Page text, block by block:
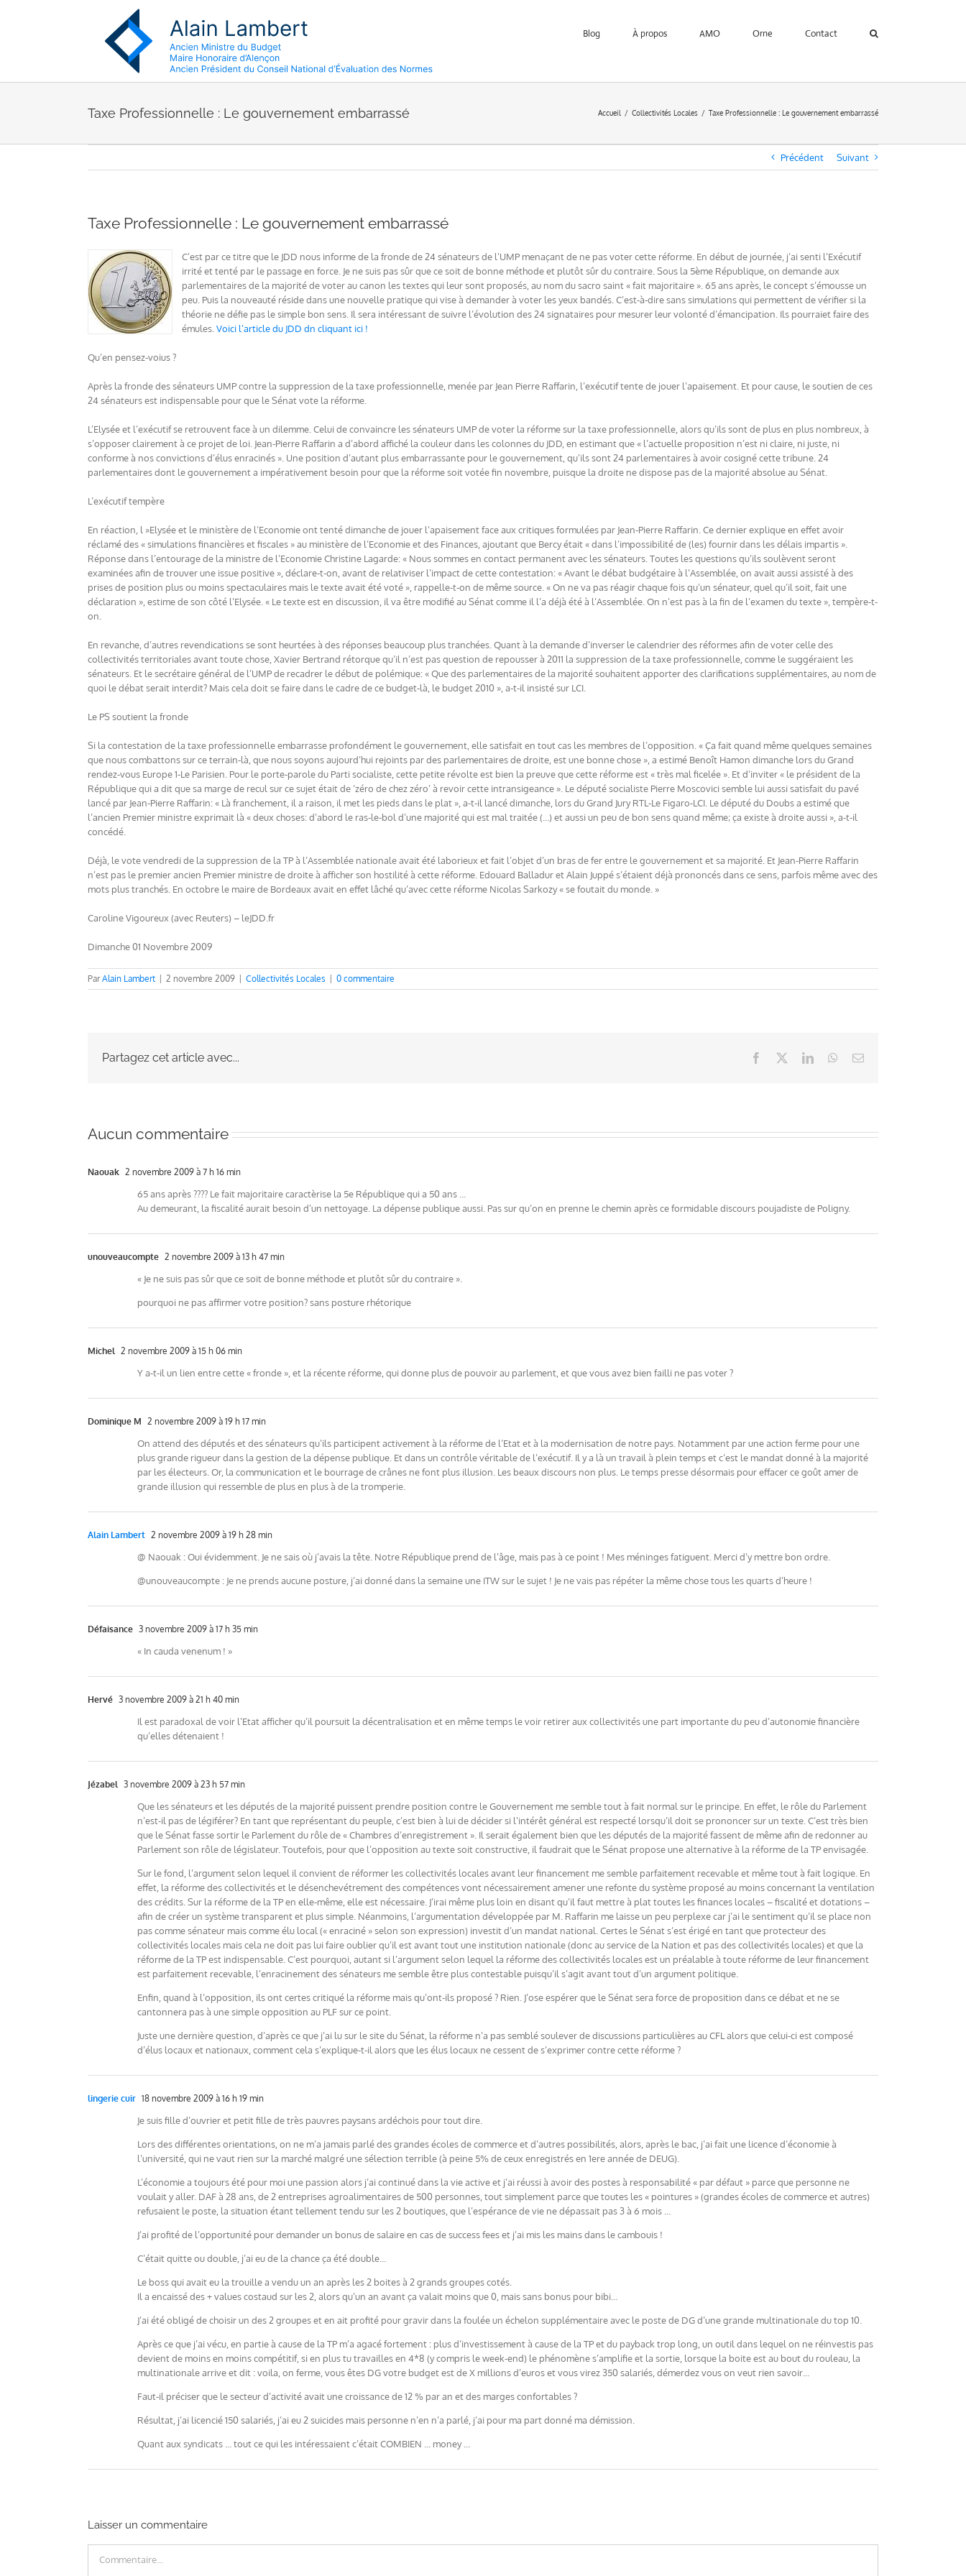
Blog À propos AMO Orne Contact
Taxe Professionnelle : Le gouvernement embarrassé Accueil Collectivités Locales Taxe Professionnelle : Le gouvernement embarrassé
Précédent Suivant
Taxe Professionnelle : Le gouvernement embarrassé
C’est par ce titre que le JDD nous informe de la fronde de 24 sénateurs de l’UMP menaçant de ne pas voter cette réforme. En début de journée, j’ai senti l’Exécutif
irrité et tenté par le passage en force. Je ne suis pas sûr que ce soit de bonne méthode et plutôt sûr du contraire. Sous la 5ème République, on demande aux
parlementaires de la majorité de voter au canon les textes qui leur sont proposés, au nom du sacro saint « fait majoritaire ». 65 ans après, le concept s’émousse un
peu. Puis la nouveauté réside dans une nouvelle pratique qui vise à demander à voter les yeux bandés. C’est-à-dire sans simulations qui permettent de vérifier si la
théorie ne défie pas le simple bon sens. Il sera intéressant de suivre l’évolution des 24 signataires pour mesurer leur volonté d’émancipation. Ils pourraiet faire des
émules. Voici l’article du JDD dn cliquant ici !
Qu’en pensez-voius ?
Après la fronde des sénateurs UMP contre la suppression de la taxe professionnelle, menée par Jean Pierre Raffarin, l’exécutif tente de jouer l’apaisement. Et pour cause, le soutien de ces
24 sénateurs est indispensable pour que le Sénat vote la réforme.
L’Elysée et l’exécutif se retrouvent face à un dilemme. Celui de convaincre les sénateurs UMP de voter la réforme sur la taxe professionnelle, alors qu’ils sont de plus en plus nombreux, à
s’opposer clairement à ce projet de loi. Jean-Pierre Raffarin a d’abord affiché la couleur dans les colonnes du JDD, en estimant que « l’actuelle proposition n’est ni claire, ni juste, ni
conforme à nos convictions d’élus enracinés ». Une position d’autant plus embarrassante pour le gouvernement, qu’ils sont 24 parlementaires à avoir cosigné cette tribune. 24
parlementaires dont le gouvernement a impérativement besoin pour que la réforme soit votée fin novembre, puisque la droite ne dispose pas de la majorité absolue au Sénat.
L’exécutif tempère
En réaction, l »Elysée et le ministère de l’Economie ont tenté dimanche de jouer l’apaisement face aux critiques formulées par Jean-Pierre Raffarin. Ce dernier explique en effet avoir
réclamé des « simulations financières et fiscales » au ministère de l’Economie et des Finances, ajoutant que Bercy était « dans l’impossibilité de (les) fournir dans les délais impartis ».
Réponse dans l’entourage de la ministre de l’Economie Christine Lagarde: « Nous sommes en contact permanent avec les sénateurs. Toutes les questions qu’ils soulèvent seront
examinées afin de trouver une issue positive », déclare-t-on, avant de relativiser l’impact de cette contestation: « Avant le débat budgétaire à l’Assemblée, on avait aussi assisté à des
prises de position plus ou moins spectaculaires mais le texte avait été voté », rappelle-t-on de même source. « On ne va pas réagir chaque fois qu’un sénateur, quel qu’il soit, fait une
déclaration », estime de son côté l’Elysée. « Le texte est en discussion, il va être modifié au Sénat comme il l’a déjà été à l’Assemblée. On n’est pas à la fin de l’examen du texte », tempère-t-
on.
En revanche, d’autres revendications se sont heurtées à des réponses beaucoup plus tranchées. Quant à la demande d’inverser le calendrier des réformes afin de voter celle des
collectivités territoriales avant toute chose, Xavier Bertrand rétorque qu’il n’est pas question de repousser à 2011 la suppression de la taxe professionnelle, comme le suggéraient les
sénateurs. Et le secrétaire général de l’UMP de recadrer le début de polémique: « Que des parlementaires de la majorité souhaitent apporter des clarifications supplémentaires, au nom de
quoi le débat serait interdit? Mais cela doit se faire dans le cadre de ce budget-là, le budget 2010 », a-t-il insisté sur LCI.
Le PS soutient la fronde
Si la contestation de la taxe professionnelle embarrasse profondément le gouvernement, elle satisfait en tout cas les membres de l’opposition. « Ça fait quand même quelques semaines
que nous combattons sur ce terrain-là, que nous soyons aujourd’hui rejoints par des parlementaires de droite, est une bonne chose », a estimé Benoît Hamon dimanche lors du Grand
rendez-vous Europe 1-Le Parisien. Pour le porte-parole du Parti socialiste, cette petite révolte est bien la preuve que cette réforme est « très mal ficelée ». Et d’inviter « le président de la
République qui a dit que sa marge de recul sur ce sujet était de ‘zéro de chez zéro’ à revoir cette intransigeance ». Le député socialiste Pierre Moscovici semble lui aussi satisfait du pavé
lancé par Jean-Pierre Raffarin: « Là franchement, il a raison, il met les pieds dans le plat », a-t-il lancé dimanche, lors du Grand Jury RTL-Le Figaro-LCI. Le député du Doubs a estimé que
l’ancien Premier ministre exprimait là « deux choses: d’abord le ras-le-bol d’une majorité qui est mal traitée (…) et aussi un peu de bon sens quand même; ça existe à droite aussi », a-t-il
concédé.
Déjà, le vote vendredi de la suppression de la TP à l’Assemblée nationale avait été laborieux et fait l’objet d’un bras de fer entre le gouvernement et sa majorité. Et Jean-Pierre Raffarin
n’est pas le premier ancien Premier ministre de droite à afficher son hostilité à cette réforme. Edouard Balladur et Alain Juppé s’étaient déjà prononcés dans ce sens, parfois même avec des
mots plus tranchés. En octobre le maire de Bordeaux avait en effet lâché qu’avec cette réforme Nicolas Sarkozy « se foutait du monde. »
Caroline Vigoureux (avec Reuters) – leJDD.fr
Dimanche 01 Novembre 2009
ParAlain Lambert 2 novembre 2009 Collectivités Locales 0 commentaire
Partagez cet article avec... Facebook LinkedInWhatsApp
Email
Aucun commentaire
Naouak 2 novembre 2009 à 7 h 16 min
65 ans après ???? Le fait majoritaire caractèrise la 5e République qui a 50 ans …
Au demeurant, la fiscalité aurait besoin d’un nettoyage. La dépense publique aussi. Pas sur qu’on en prenne le chemin après ce formidable discours poujadiste de Poligny.
unouveaucompte 2 novembre 2009 à 13 h 47 min
« Je ne suis pas sûr que ce soit de bonne méthode et plutôt sûr du contraire ».
pourquoi ne pas affirmer votre position? sans posture rhétorique
Michel 2 novembre 2009 à 15 h 06 min
Y a-t-il un lien entre cette « fronde », et la récente réforme, qui donne plus de pouvoir au parlement, et que vous avez bien failli ne pas voter ?
Dominique M 2 novembre 2009 à 19 h 17 min
On attend des députés et des sénateurs qu’ils participent activement à la réforme de l’Etat et à la modernisation de notre pays. Notamment par une action ferme pour une
plus grande rigueur dans la gestion de la dépense publique. Et dans un contrôle véritable de l’exécutif. Il y a là un travail à plein temps et c’est le mandat donné à la majorité
par les électeurs. Or, la communication et le bourrage de crânes ne font plus illusion. Les beaux discours non plus. Le temps presse désormais pour effacer ce goût amer de
grande illusion qui ressemble de plus en plus à de la tromperie.
Alain Lambert 2 novembre 2009 à 19 h 28 min
@ Naouak : Oui évidemment. Je ne sais où j’avais la tête. Notre République prend de l’âge, mais pas à ce point ! Mes méninges fatiguent. Merci d’y mettre bon ordre.
@unouveaucompte : Je ne prends aucune posture, j’ai donné dans la semaine une ITW sur le sujet ! Je ne vais pas répéter la même chose tous les quarts d’heure !
Défaisance 3 novembre 2009 à 17 h 35 min
« In cauda venenum ! »
Hervé 3 novembre 2009 à 21 h 40 min
Il est paradoxal de voir l’Etat afficher qu’il poursuit la décentralisation et en même temps le voir retirer aux collectivités une part importante du peu d’autonomie financière
qu’elles détenaient !
Jézabel 3 novembre 2009 à 23 h 57 min
Que les sénateurs et les députés de la majorité puissent prendre position contre le Gouvernement me semble tout à fait normal sur le principe. En effet, le rôle du Parlement
n’est-il pas de légiférer? En tant que représentant du peuple, c’est bien à lui de décider si l’intérêt général est respecté lorsqu’il doit se prononcer sur un texte. C’est très bien
que le Sénat fasse sortir le Parlement du rôle de « Chambres d’enregistrement ». Il serait également bien que les députés de la majorité fassent de même afin de redonner au
Parlement son rôle de législateur. Toutefois, pour que l’opposition au texte soit constructive, il faudrait que le Sénat propose une alternative à la réforme de la TP envisagée.
Sur le fond, l’argument selon lequel il convient de réformer les collectivités locales avant leur financement me semble parfaitement recevable et même tout à fait logique. En
effet, la réforme des collectivités et le désenchevétrement des compétences vont nécessairement amener une refonte du système proposé au moins concernant la ventilation
des crédits. Sur la réforme de la TP en elle-même, elle est nécessaire. J’irai même plus loin en disant qu’il faut mettre à plat toutes les finances locales – fiscalité et dotations –
afin de créer un système transparent et plus simple. Néanmoins, l’argumentation développée par M. Raffarin me laisse un peu perplexe car j’ai le sentiment qu’il se place non
pas comme sénateur mais comme élu local (« enraciné » selon son expression) investit d’un mandat national. Certes le Sénat s’est érigé en tant que protecteur des
collectivités locales mais cela ne doit pas lui faire oublier qu’il est avant tout une institution nationale (donc au service de la Nation et pas des collectivités locales) et que la
réforme de la TP est indispensable. C’est pourquoi, autant si l’argument selon lequel la réforme des collectivités locales est un préalable à toute réforme de leur financement
est parfaitement recevable, l’enracinement des sénateurs me semble être plus contestable puisqu’il s’agit avant tout d’un argument politique.
Enfin, quand à l’opposition, ils ont certes critiqué la réforme mais qu’ont-ils proposé ? Rien. J’ose espérer que le Sénat sera force de proposition dans ce débat et ne se
cantonnera pas à une simple opposition au PLF sur ce point.
Juste une dernière question, d’après ce que j’ai lu sur le site du Sénat, la réforme n’a pas semblé soulever de discussions particulières au CFL alors que celui-ci est composé
d’élus locaux et nationaux, comment cela s’explique-t-il alors que les élus locaux ne cessent de s’exprimer contre cette réforme ?
lingerie cuir 18 novembre 2009 à 16 h 19 min
Je suis fille d’ouvrier et petit fille de très pauvres paysans ardéchois pour tout dire.
Lors des différentes orientations, on ne m’a jamais parlé des grandes écoles de commerce et d’autres possibilités, alors, après le bac, j’ai fait une licence d’économie à
l’université, qui ne vaut rien sur la marché malgré une sélection terrible (à peine 5% de ceux enregistrés en 1ere année de DEUG).
L’économie a toujours été pour moi une passion alors j’ai continué dans la vie active et j’ai réussi à avoir des postes à responsabilité « par défaut » parce que personne ne
voulait y aller. DAF à 28 ans, de 2 entreprises agroalimentaires de 500 personnes, tout simplement parce que toutes les « pointures » (grandes écoles de commerce et autres)
refusaient le poste, la situation étant tellement tendu sur les 2 boutiques, que l’espérance de vie ne dépassait pas 3 à 6 mois …
J’ai profité de l’opportunité pour demander un bonus de salaire en cas de success fees et j’ai mis les mains dans le cambouis !
C’était quitte ou double, j’ai eu de la chance ça été double…
Le boss qui avait eu la trouille a vendu un an après les 2 boites à 2 grands groupes cotés.
Il a encaissé des + values costaud sur les 2, alors qu’un an avant ça valait moins que 0, mais sans bonus pour bibi…
J’ai été obligé de choisir un des 2 groupes et en ait profité pour gravir dans la foulée un échelon supplémentaire avec le poste de DG d’une grande multinationale du top 10.
Après ce que j’ai vécu, en partie à cause de la TP m’a agacé fortement : plus d’investissement à cause de la TP et du payback trop long, un outil dans lequel on ne réinvestis pas
devient de moins en moins compétitif, si en plus tu travailles en 4*8 (y compris le week-end) le phénomène s’amplifie et la sortie, lorsque la boite est au bout du rouleau, la
multinationale arrive et dit : voila, on ferme, vous êtes DG votre budget est de X millions d’euros et vous virez 350 salariés, démerdez vous on veut rien savoir…
Faut-il préciser que le secteur d’activité avait une croissance de 12 % par an et des marges confortables ?
Résultat, j’ai licencié 150 salariés, j’ai eu 2 suicides mais personne n’en n’a parlé, j’ai pour ma part donné ma démission.
Quant aux syndicats … tout ce qui les intéressaient c’était COMBIEN … money …
Laisser un commentaire